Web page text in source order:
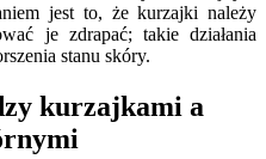
jest to, że kurzajki należy
je zdrapać; takie działania
stanu skóry.
kurzajkami a